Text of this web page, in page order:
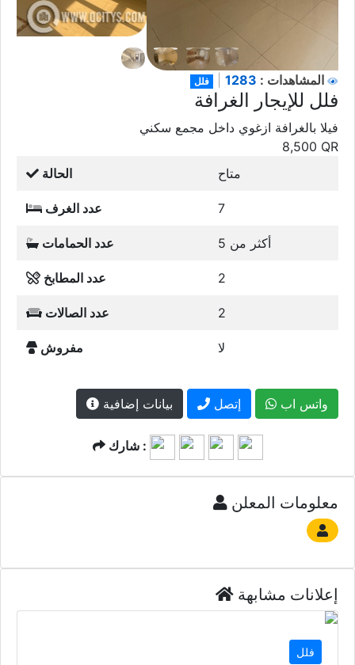
فلل | المشاهدات :
فلل للإيجار الغرافة
فيلا بالغرافة ازغوي داخل مجمع سكني
8,500QR
متاح
عدد الغرف 7
عدد الحمامات
عدد المطابخ 2
عدد الصالات 2
مفروش لا
شارك :
فلل للبيع